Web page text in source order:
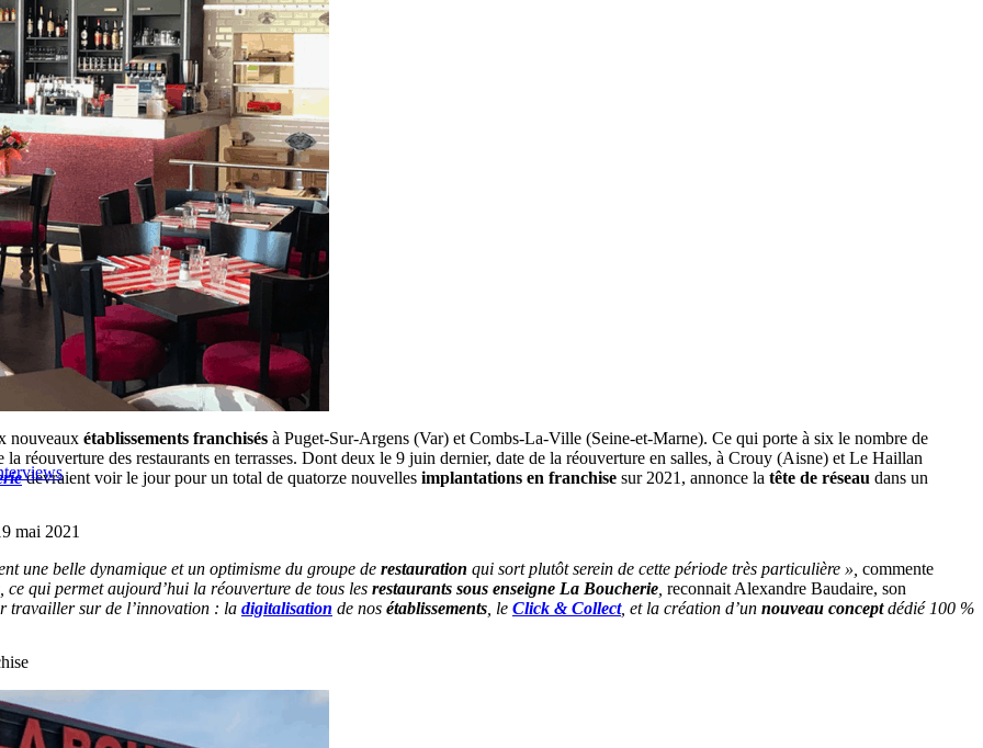
nouveaux établissements franchisés à Puget-Sur-Argens (Var) et Combs-La-Ville (Seine-et-Marne). Ce qui porte à six le nombre de
réouverture des restaurants en terrasses. Dont deux le 9 juin dernier, date de la réouverture en salles, à Crouy (Aisne) et Le Haillan
devraient voir le jour pour un total de quatorze nouvelles implantations en franchise sur 2021, annonce la tête de réseau dans un
mai 2021
une belle dynamique et un optimisme du groupe de restauration qui sort plutôt serein de cette période très particulière », commente
, ce qui permet aujourd’hui la réouverture de tous les restaurants sous enseigne La Boucherie reconnait Alexandre Baudaire, son
travailler sur de l’innovation : la digitalisation de nos établissements , le Click & Collect, et la création d’un nouveau conceptdédié 100 %